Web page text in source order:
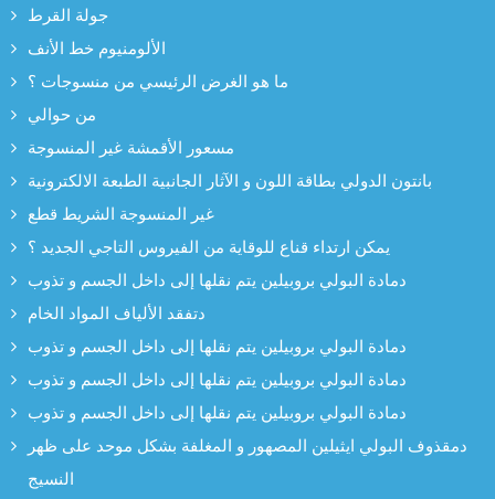
جولة القرط
الألومنيوم خط الأنف
ما هو الغرض الرئيسي من منسوجات ؟
من حوالي
مسعور الأقمشة غير المنسوجة
بانتون الدولي بطاقة اللون و الآثار الجانبية الطبعة الالكترونية
غير المنسوجة الشريط قطع
يمكن ارتداء قناع للوقاية من الفيروس التاجي الجديد ؟
دمادة البولي بروبيلين يتم نقلها إلى داخل الجسم و تذوب
دتفقد الألياف المواد الخام
دمادة البولي بروبيلين يتم نقلها إلى داخل الجسم و تذوب
دمادة البولي بروبيلين يتم نقلها إلى داخل الجسم و تذوب
دمادة البولي بروبيلين يتم نقلها إلى داخل الجسم و تذوب
دمقذوف البولي ايثيلين المصهور و المغلفة بشكل موحد على ظهر
النسيج